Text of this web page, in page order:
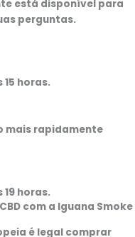
está disponível para
perguntas.
horas.
mais rapidamente
horas.
com a Iguana Smoke
é legal comprar